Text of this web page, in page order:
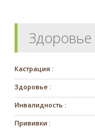
Здоровье
Кастрация :
Здоровье :
Инвалидность :
Прививки :